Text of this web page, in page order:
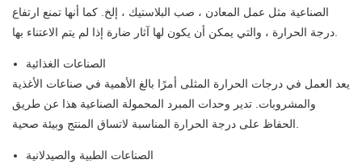
الصناعية مثل عمل المعادن ، صب البلاستيك ، إلخ. كما أنها تمنع ارتفاع
درجة الحرارة ، والتي يمكن أن يكون لها آثار ضارة إذا لم يتم الاعتناء بها.
الصناعات الغذائية
يعد العمل في درجات الحرارة المثلى أمرًا بالغ الأهمية في صناعات الأغذية
والمشروبات. تدير وحدات المبرد المحمولة الصناعية هذا عن طريق
الحفاظ على درجة الحرارة المناسبة لاتساق المنتج وبيئة صحية.
الصناعات الطبية والصيدلانية